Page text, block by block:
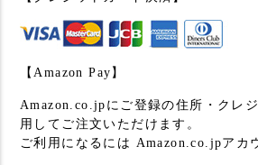
【Amazon Pay】
Amazon.co.jpにご登録の住所・クレ
用してご注文いただけます。
ご利用になるには Amazon.co.jpアカ